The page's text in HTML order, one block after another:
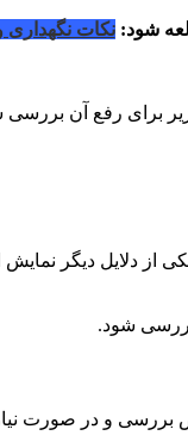
شود:نکات نگهداری
زیر برای رفع آن
از دلایل دیگر
شود.
و در صورت